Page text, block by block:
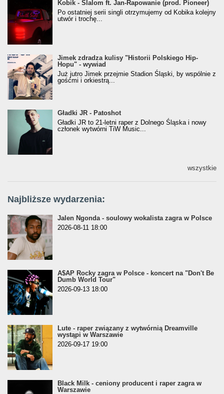
Kobik - Slalom ft. Jan-Rapowanie (prod. Pioneer)
[Official Music Visualiser]
Kobik - Slalom ft. Jan-Rapowanie (prod. Pioneer)
Po ostatniej serii singli otrzymujemy od Kobika kolejny
utwór i trochę...
Jimek zdradza kulisy "Historii Polskiego Hip-
Hopu" - wywiad
Jimek zdradza kulisy "Historii Polskiego Hip-
Hopu" - wywiad
Już jutro Jimek przejmie Stadion Śląski, by wspólnie z
gośćmi i orkiestrą...
Gładki JR - Patoshot
Gładki JR - Patoshot
Gładki JR to 21-letni raper z Dolnego Śląska i nowy
członek wytwórni TiW Music...
wszystkie
Najbliższe wydarzenia:
Jalen Ngonda - soulowy wokalista zagra w Polsce
2026-08-11 18:00
A$AP Rocky zagra w Polsce - koncert na "Don't Be
Dumb World Tour"
2026-09-13 18:00
Lute - raper związany z wytwórnią Dreamville
wystąpi w Warszawie
2026-09-17 19:00
Black Milk - ceniony producent i raper zagra w
Warszawie